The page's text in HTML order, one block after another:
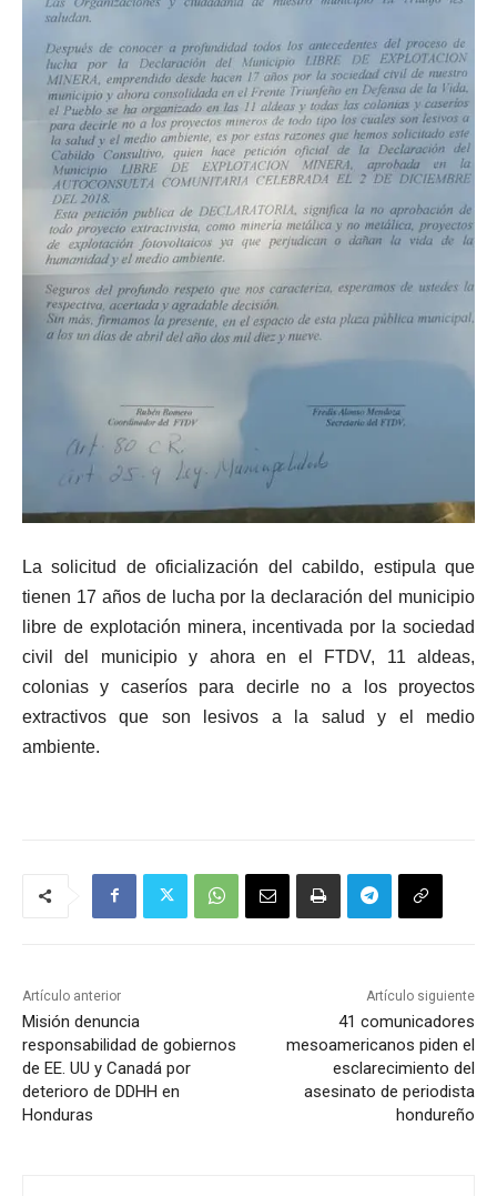
La solicitud de oficialización del cabildo, estipula que
tienen 17 años de lucha por la declaración del municipio
libre de explotación minera, incentivada por la sociedad
civil del municipio y ahora en el FTDV, 11 aldeas,
colonias y caseríos para decirle no a los proyectos
extractivos que son lesivos a la salud y el medio
ambiente.
Artículo anterior
Misión denuncia
responsabilidad de gobiernos
de EE. UU y Canadá por
deterioro de DDHH en
Honduras
Artículo siguiente
41 comunicadores
mesoamericanos piden el
esclarecimiento del
asesinato de periodista
hondureño